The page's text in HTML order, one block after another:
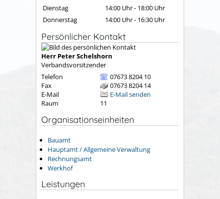
Dienstag
14:00 Uhr- 18:00 Uhr
Donnerstag
14:00 Uhr- 16:30 Uhr
Persönlicher Kontakt
Herr PeterSchelshorn
Verbandsvorsitzender
Telefon
07673 8204 10
Fax
07673 8204 14
E-Mail
E-Mail senden
Raum
11
Organisationseinheiten
Bauamt
Hauptamt / Allgemeine Verwaltung
Rechnungsamt
Werkhof
Leistungen